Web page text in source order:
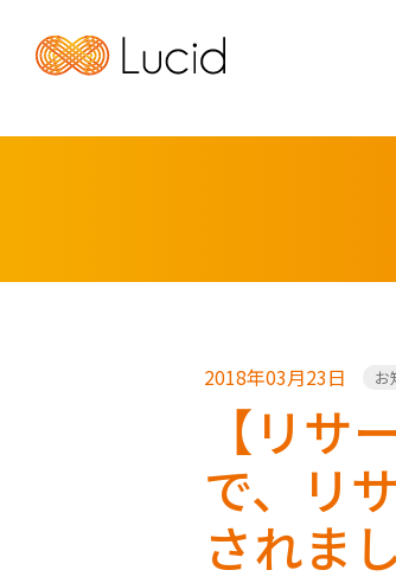
2018年03月23日 お
【リ
で、リ
されま